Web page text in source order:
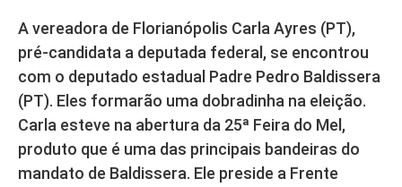
A vereadora de Florianópolis Carla Ayres (PT),
pré-candidata a deputada federal, se encontrou
com o deputado estadual Padre Pedro Baldissera
(PT). Eles formarão uma dobradinha na eleição.
Carla esteve na abertura da 25ª Feira do Mel,
produto que é uma das principais bandeiras do
mandato de Baldissera. Ele preside a Frente